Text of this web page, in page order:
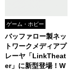
ゲーム・ホビー
バッファロー製ネッ
トワークメディアプ
レーヤ「LinkTheat
er」に新型登場！W